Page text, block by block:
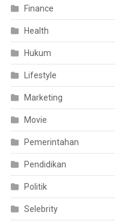
Finance
Health
Hukum
Lifestyle
Marketing
Movie
Pemerintahan
Pendidikan
Politik
Selebrity